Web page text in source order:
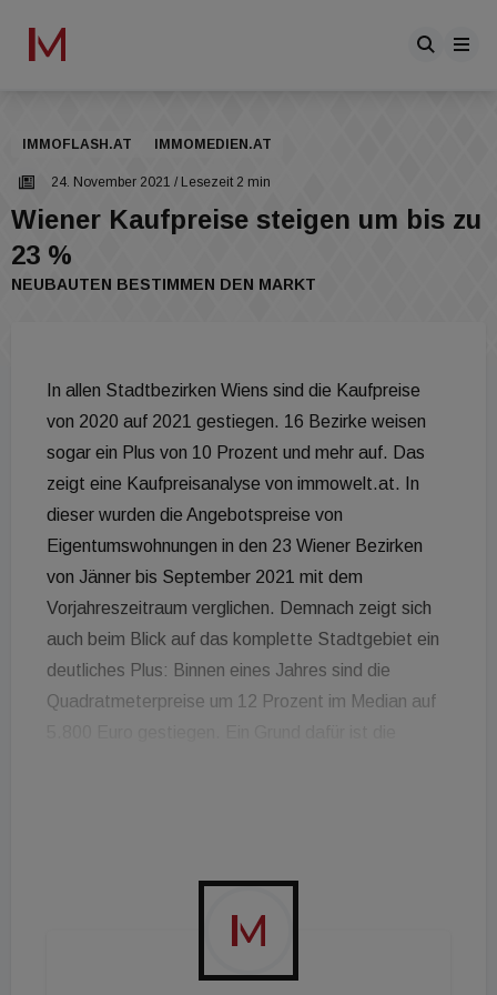
IMMOFLASH.AT IMMOMEDIEN.AT
24. November 2021 / Lesezeit 2 min
Wiener Kaufpreise steigen um bis zu
23 %
NEUBAUTEN BESTIMMEN DEN MARKT
In allen Stadtbezirken Wiens sind die Kaufpreise
von 2020 auf 2021 gestiegen. 16 Bezirke weisen
sogar ein Plus von 10 Prozent und mehr auf. Das
zeigt eine Kaufpreisanalyse von immowelt.at. In
dieser wurden die Angebotspreise von
Eigentumswohnungen in den 23 Wiener Bezirken
von Jänner bis September 2021 mit dem
Vorjahreszeitraum verglichen. Demnach zeigt sich
auch beim Blick auf das komplette Stadtgebiet ein
deutliches Plus: Binnen eines Jahres sind die
Quadratmeterpreise um 12 Prozent im Median auf
stadtweiten Anstiege entkoppeln sich Kauf- und
Mietpreise immer weiter voneinander. Die
Angebotspreise für Mietwohnungen sind im gleichen
Zeitraum in 12 von 23 Bezirken gesunken, wie die